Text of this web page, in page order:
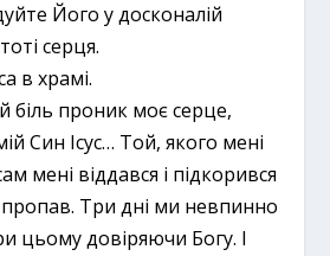
Його у досконалій
серця.
в храмі.
біль проник моє серце,
Син Ісус… Той, якого мені
мені віддався і підкорився
Три дні ми невпинно
цьому довіряючи Богу. І